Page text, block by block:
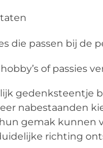
die passen bij de
of passies
gedenksteentje
nabestaanden
gemak kunnen
richting